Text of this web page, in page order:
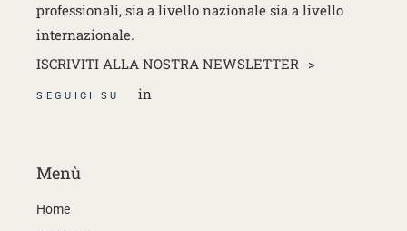
professionali, sia a livello nazionale sia a livello
internazionale.
ISCRIVITI ALLA NOSTRA NEWSLETTER ->
SEGUICI SU in
Menù
Home